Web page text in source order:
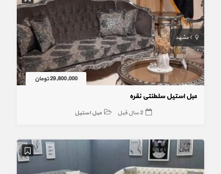
مشهد
29,800,000 تومان
مبل استیل سلطنتی نقره
2 سال قبل مبل استیل